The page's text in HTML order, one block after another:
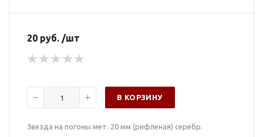
20 руб. /шт
В КОРЗИНУ
Звезда на погоны мет. 20 мм (рифленая) серебр.